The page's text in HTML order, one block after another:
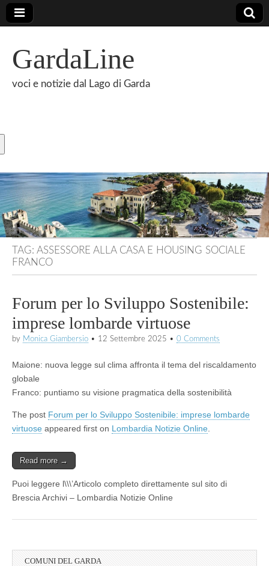
GardaLine
voci e notizie dal Lago di Garda
TAG: ASSESSORE ALLA CASA E HOUSING SOCIALE
FRANCO
Forum per lo Sviluppo Sostenibile:
imprese lombarde virtuose
by Monica Giambersio • 12 Settembre 2025 • 0 Comments
Maione: nuova legge sul clima affronta il tema del riscaldamento
globale
Franco: puntiamo su visione pragmatica della sostenibilità
The post Forum per lo Sviluppo Sostenibile: imprese lombarde
virtuose appeared first on Lombardia Notizie Online
Read more →
Puoi leggere l\\\’Articolo completo direttamente sul sito di
Brescia Archivi – Lombardia Notizie Online
COMUNI DEL GARDA